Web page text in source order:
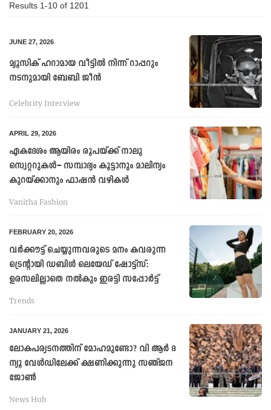
Results 1-10 of 1201
JUNE 27, 2026
മ്യൂസിക് ഹറാമായ വീട്ടിൽ നിന്ന് റാപ്പറും
നടനുമായി ബേബി ജീൻ
Celebrity Interview
APRIL 29, 2026
ഏകദേശം ആയിരം രൂപയ്ക്ക് നാലു
സ്വെറ്ററുകൾ– സമ്പാദ്യം കൂട്ടാനും മാലിന്യം
കുറയ്ക്കാനും ഫാഷൻ വഴികൾ
Vanitha Fashion
FEBRUARY 20, 2026
വർക്കൗട്ട് ചെയ്യുന്നവരുടെ മനം കവരുന്ന
ട്രെന്റായി ഡബിൾ ലെയേഡ് ഷോട്ട്സ്:
ഉരസലില്ലാതെ നൽകും ഇരട്ടി സപ്പോർട്ട്
Trends
JANUARY 21, 2026
ലോകപര്യടനത്തിന് മോഹമുണ്ടോ? വി ആർ ദ
ന്യൂ വേൾഡിലേക്ക് ക്ഷണിക്കുന്നു സഞ്ജന
ജോൺ
News Hub